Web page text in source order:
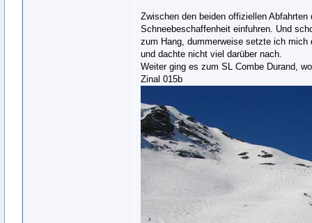
Zwischen den beiden offiziellen
Schneebeschaffenheit einfuhren. Und
zum Hang, dummerweise setzte ich
und dachte nicht viel darüber nach.
Weiter ging es zum SL Combe Durand,
Zinal 015b